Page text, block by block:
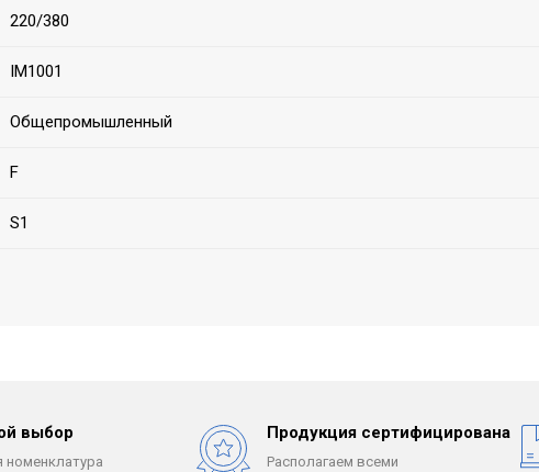
220/380
IM1001
Общепромышленный
F
S1
выбор
номенклатура
Продукция сертифицирована
Располагаем всеми